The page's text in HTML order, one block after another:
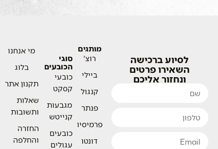
מותגים
רוצ'
ביילי
קנגול
פנתר
פרמיסיו
דונטו
סוגי
הכובעים
כובעי
קסקט
מגבעות
קנייטש
כובעים
עגולים
מי אנחנו
בלוג
תקנון אתר
שאלות
ותשובות
החזרה
והחלפה
לסיוע ברכישה
השאירו פרטים
ונחזור אליכם